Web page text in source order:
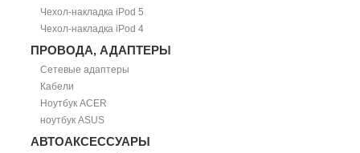
Чехол-накладка iPod 5
Чехол-накладка iPod 4
ПРОВОДА, АДАПТЕРЫ
Сетевые адаптеры
Кабели
Ноутбук ACER
ноутбук ASUS
АВТОАКСЕССУАРЫ